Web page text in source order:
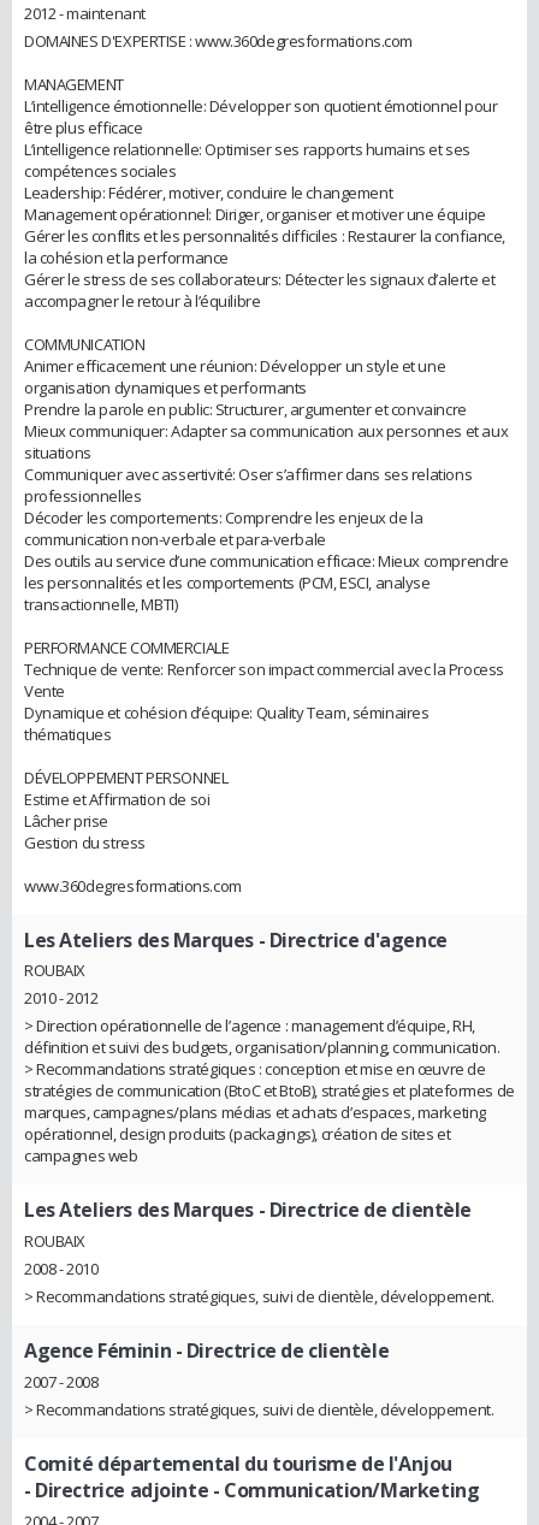
2012 - maintenant
DOMAINES D'EXPERTISE : www.360degresformations.com
MANAGEMENT
L’intelligence émotionnelle: Développer son quotient émotionnel pour
être plus efficace
L’intelligence relationnelle: Optimiser ses rapports humains et ses
compétences sociales
Leadership: Fédérer, motiver, conduire le changement
Management opérationnel: Diriger, organiser et motiver une équipe
Gérer les conflits et les personnalités difficiles : Restaurer la confiance,
la cohésion et la performance
Gérer le stress de ses collaborateurs: Détecter les signaux d’alerte et
accompagner le retour à l’équilibre
COMMUNICATION
Animer efficacement une réunion: Développer un style et une
organisation dynamiques et performants
Prendre la parole en public: Structurer, argumenter et convaincre
Mieux communiquer: Adapter sa communication aux personnes et aux
situations
Communiquer avec assertivité: Oser s’affirmer dans ses relations
professionnelles
Décoder les comportements: Comprendre les enjeux de la
communication non-verbale et para-verbale
Des outils au service d’une communication efficace: Mieux comprendre
les personnalités et les comportements (PCM, ESCI, analyse
transactionnelle, MBTI)
PERFORMANCE COMMERCIALE
Technique de vente: Renforcer son impact commercial avec la Process
Vente
Dynamique et cohésion d’équipe: Quality Team, séminaires
thématiques
DÉVELOPPEMENT PERSONNEL
Estime et Affirmation de soi
Lâcher prise
Gestion du stress
www.360degresformations.com
Les Ateliers des Marques- Directrice d'agence
ROUBAIX
2010 - 2012
> Direction opérationnelle de l’agence : management d’équipe, RH,
définition et suivi des budgets, organisation/planning, communication.
> Recommandations stratégiques : conception et mise en œuvre de
stratégies de communication (BtoC et BtoB), stratégies et plateformes de
marques, campagnes/plans médias et achats d’espaces, marketing
opérationnel, design produits (packagings), création de sites et
campagnes web
Les Ateliers des Marques- Directrice de clientèle
ROUBAIX
2008 - 2010
> Recommandations stratégiques, suivi de clientèle, développement.
Agence Féminin - Directrice de clientèle
2007 - 2008
> Recommandations stratégiques, suivi de clientèle, développement.
Comité départemental du tourisme de l'Anjou
- Directrice adjointe - Communication/Marketing